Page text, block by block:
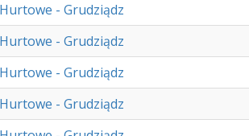
- Grudziądz
- Grudziądz
- Grudziądz
- Grudziądz